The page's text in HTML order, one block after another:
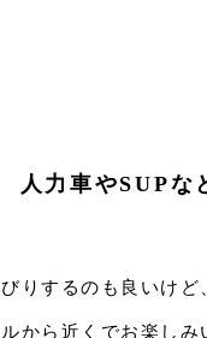
人力車やSUPな
りするのも良いけど
から近くでお楽しみ